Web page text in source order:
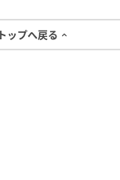
ップへ戻る